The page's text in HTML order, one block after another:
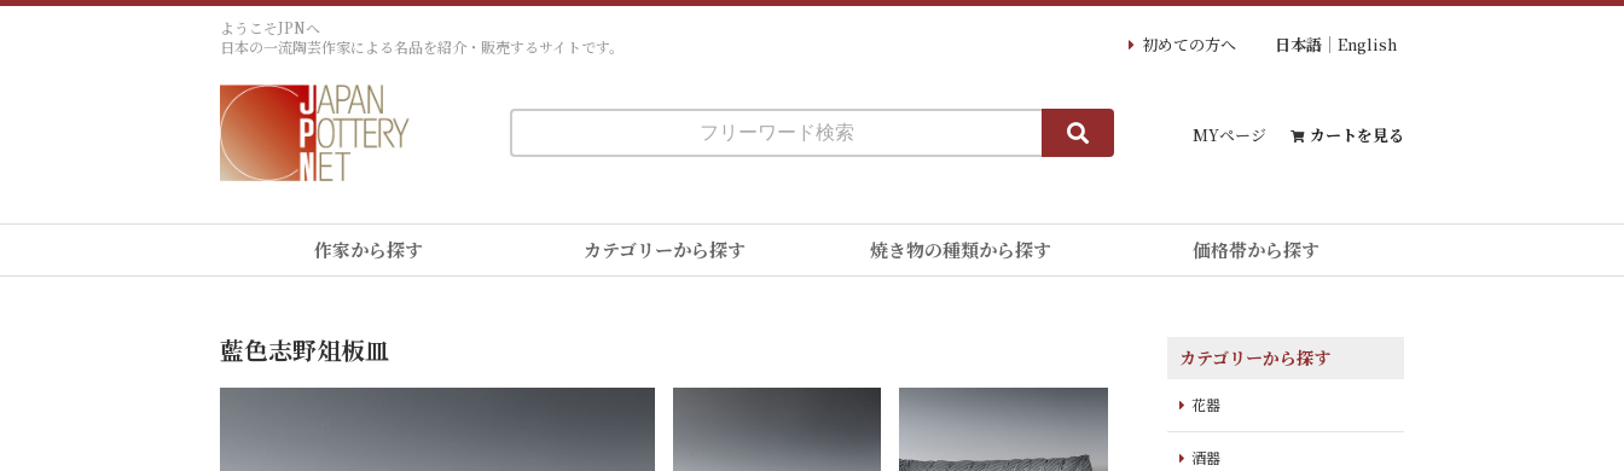
ようこそJPNへ
日本の一流陶芸作家による名品を紹介・販売するサイトです。
初めての方へ 日本語 English
MYページ カートを見る
作家から探す カテゴリーから探す 焼き物の種類から探す 価格帯から探す
藍色志野俎板皿 カテゴリーから探す
花器
酒器